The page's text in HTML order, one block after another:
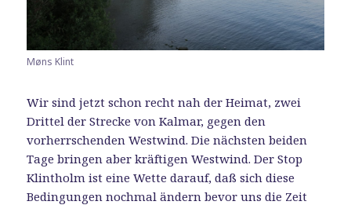
Møns Klint
Wir sind jetzt schon recht nah der Heimat, zwei
Drittel der Strecke von Kalmar, gegen den
vorherrschenden Westwind. Die nächsten beiden
Tage bringen aber kräftigen Westwind. Der Stop
Klintholm ist eine Wette darauf, daß sich diese
Bedingungen nochmal ändern bevor uns die Zeit